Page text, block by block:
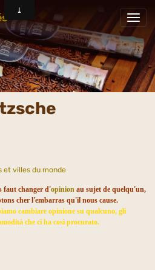
et villes du monde
faut changer d'opinion au sujet de quelqu'un,
cher l'embarras qu'il nous cause.
cambiare opinione su qualcuno, gli
che ci ha così procurato.